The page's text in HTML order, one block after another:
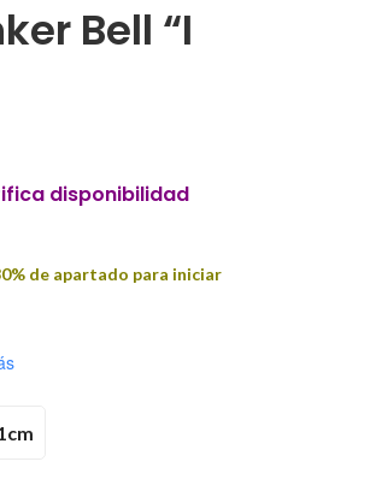
Bell “I
disponibilidad
de apartado para iniciar